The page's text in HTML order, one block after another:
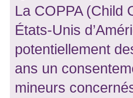
La COPPA (Child
États-Unis
potentiellement
ans un
mineurs